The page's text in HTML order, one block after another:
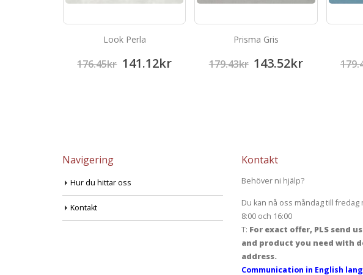
Look Perla
176.45kr 141.12kr
Prisma Gris
179.43kr 143.52kr
Navigering
Hur du hittar oss
Kontakt
Kontakt
Behöver ni hjälp?
Du kan nå oss måndag till fredag
8:00 och 16:00
T: For exact offer, PLS send
and product you need with
address.
Communication in English